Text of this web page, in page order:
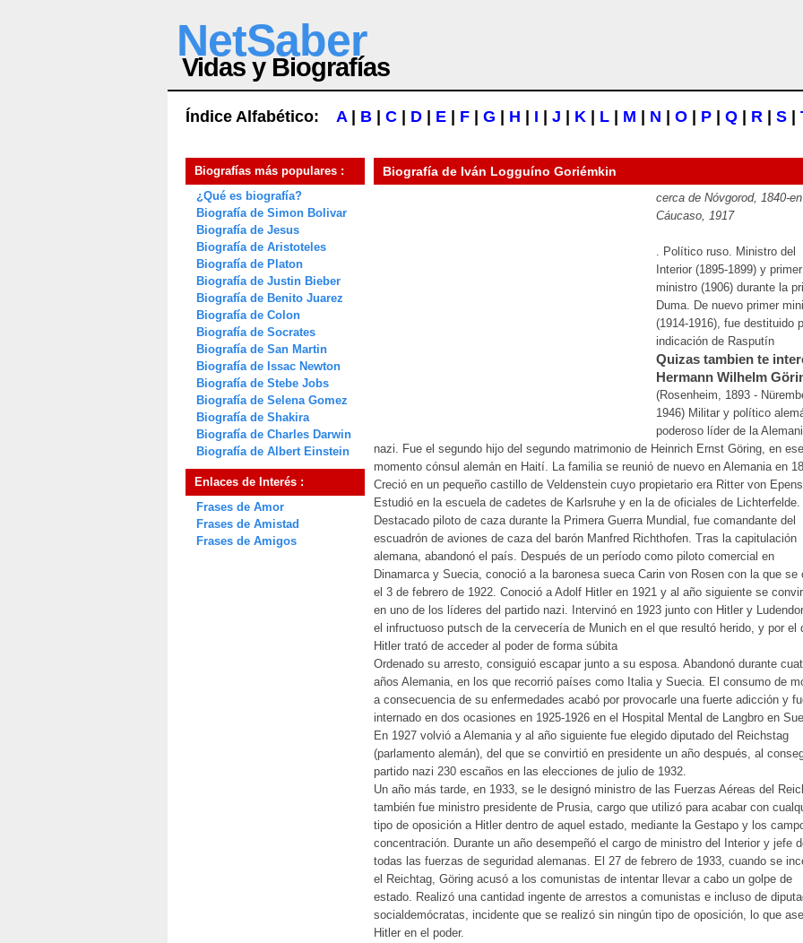
NetSaber
Vidas y Biografías
Índice Alfabético: A| B C D E F G H I J K L M N O P Q R S
Biografías más populares :
¿Qué es biografía?
Biografía de Simon Bolivar
Biografía de Jesus
Biografía de Aristoteles
Biografía de Platon
Biografía de Justin Bieber
Biografía de Benito Juarez
Biografía de Colon
Biografía de Socrates
Biografía de San Martin
Biografía de Issac Newton
Biografía de Stebe Jobs
Biografía de Selena Gomez
Biografía de Shakira
Biografía de Charles Darwin
Biografía de Albert Einstein
Enlaces de Interés :
Frases de Amor
Frases de Amistad
Frases de Amigos
Biografía de Iván Logguíno Goriémkin
cerca de Nóvgorod, 1840-
Cáucaso, 1917
. Político ruso. Ministro del
Interior (1895-1899) y primer
ministro (1906) durante la
Duma. De nuevo primer
(1914-1916), fue destituido
indicación de Rasputín
Quizas tambien te
Hermann Wilhelm
(Rosenheim, 1893 -
1946) Militar y político
poderoso líder de la
nazi. Fue el segundo hijo del segundo matrimonio de Heinrich Ernst Göring, en ese
momento cónsul alemán en Haití. La familia se reunió de nuevo en Alemania en
Creció en un pequeño castillo de Veldenstein cuyo propietario era Ritter von
Estudió en la escuela de cadetes de Karlsruhe y en la de oficiales de Lichterfelde.
Destacado piloto de caza durante la Primera Guerra Mundial, fue comandante del
escuadrón de aviones de caza del barón Manfred Richthofen. Tras la capitulación
alemana, abandonó el país. Después de un período como piloto comercial en
Dinamarca y Suecia, conoció a la baronesa sueca Carin von Rosen con la que se
el 3 de febrero de 1922. Conoció a Adolf Hitler en 1921 y al año siguiente se
en uno de los líderes del partido nazi. Intervinó en 1923 junto con Hitler y
el infructuoso putsch de la cervecería de Munich en el que resultó herido, y por el
Hitler trató de acceder al poder de forma súbita
Ordenado su arresto, consiguió escapar junto a su esposa. Abandonó durante
años Alemania, en los que recorrió países como Italia y Suecia. El consumo de
a consecuencia de su enfermedades acabó por provocarle una fuerte adicción y
internado en dos ocasiones en 1925-1926 en el Hospital Mental de Langbro en
En 1927 volvió a Alemania y al año siguiente fue elegido diputado del Reichstag
(parlamento alemán), del que se convirtió en presidente un año después, al
partido nazi 230 escaños en las elecciones de julio de 1932.
Un año más tarde, en 1933, se le designó ministro de las Fuerzas Aéreas del
también fue ministro presidente de Prusia, cargo que utilizó para acabar con
tipo de oposición a Hitler dentro de aquel estado, mediante la Gestapo y los
concentración. Durante un año desempeñó el cargo de ministro del Interior y jefe
todas las fuerzas de seguridad alemanas. El 27 de febrero de 1933, cuando se
el Reichtag, Göring acusó a los comunistas de intentar llevar a cabo un golpe de
estado. Realizó una cantidad ingente de arrestos a comunistas e incluso de
socialdemócratas, incidente que se realizó sin ningún tipo de oposición, lo que
Hitler en el poder.